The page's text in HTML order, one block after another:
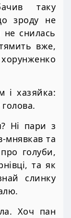
таку
зроду не
не снилась
вже,
і хазяйка:
Ні пари з
мнявкав та
голуби,
та як
слинку
Хоч пан